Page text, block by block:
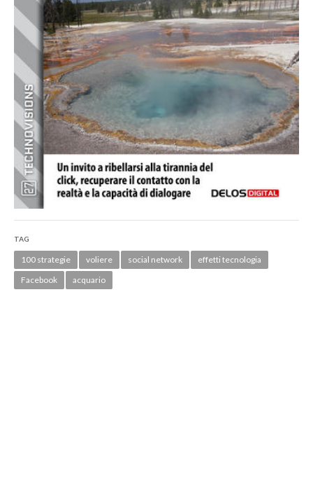
TAG
100 strategie voliere social network
effetti tecnologia
Facebook
acquario